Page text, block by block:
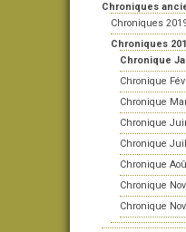
Chroniques
Chroniques
Chroniques
Chronique
Chronique
Chronique
Chronique
Chronique
Chronique
Chronique
Chronique